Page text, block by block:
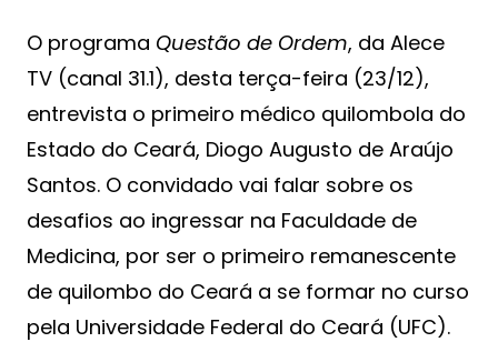
O programa Questão de Ordem, da Alece
TV (canal 31.1), desta terça-feira (23/12),
entrevista o primeiro médico quilombola do
Estado do Ceará, Diogo Augusto de Araújo
Santos. O convidado vai falar sobre os
desafios ao ingressar na Faculdade de
Medicina, por ser o primeiro remanescente
de quilombo do Ceará a se formar no curso
pela Universidade Federal do Ceará (UFC).